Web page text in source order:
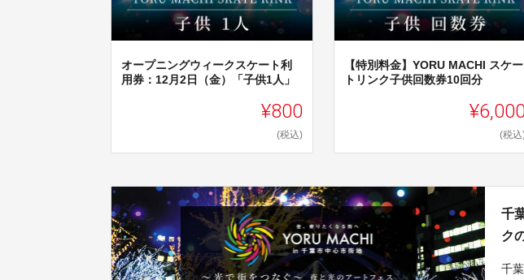
オープニングウィークスケート利
用券：12月2日（金）「子供1人」
¥800
(税込)
【特別料金】YORU MACHI スケー
トリンク子供回数券10回分
(税込
千
ク
千